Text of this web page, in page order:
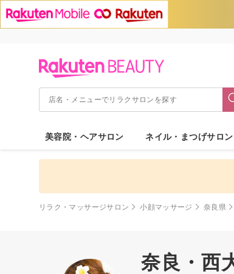
美容院・ヘアサロン ネイル・まつげサロン
リラク・マッサージサロン 小顔マッサージ 奈良県
奈良・西